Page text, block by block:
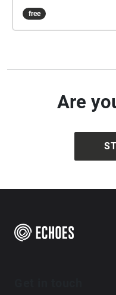
als „Hexen“ oder
getöteter Menschen
Walk erforschen wir
Flörsheim.
free
Are